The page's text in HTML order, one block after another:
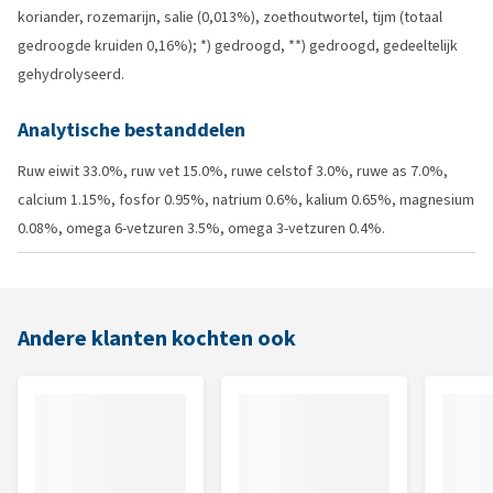
koriander, rozemarijn, salie (0,013%), zoethoutwortel, tijm (totaal
gedroogde kruiden 0,16%); *) gedroogd, **) gedroogd, gedeeltelijk
gehydrolyseerd.
Analytische bestanddelen
Ruw eiwit 33.0%, ruw vet 15.0%, ruwe celstof 3.0%, ruwe as 7.0%,
calcium 1.15%, fosfor 0.95%, natrium 0.6%, kalium 0.65%, magnesium
0.08%, omega 6-vetzuren 3.5%, omega 3-vetzuren 0.4%.
Andere klanten kochten ook